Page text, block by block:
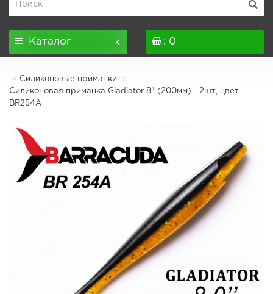
Каталог : 0
Силиконовые приманки
Силиконовая приманка Gladiator 8" (200мм) - 2шт, цвет
BR254А